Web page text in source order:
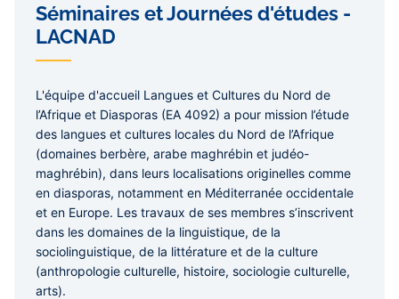
Séminaires et Journées d'études -
LACNAD
L'équipe d'accueil Langues et Cultures du Nord de
l’Afrique et Diasporas (EA 4092) a pour mission l’étude
des langues et cultures locales du Nord de l’Afrique
(domaines berbère, arabe maghrébin et judéo-
maghrébin), dans leurs localisations originelles comme
en diasporas, notamment en Méditerranée occidentale
et en Europe. Les travaux de ses membres s’inscrivent
dans les domaines de la linguistique, de la
sociolinguistique, de la littérature et de la culture
(anthropologie culturelle, histoire, sociologie culturelle,
arts).